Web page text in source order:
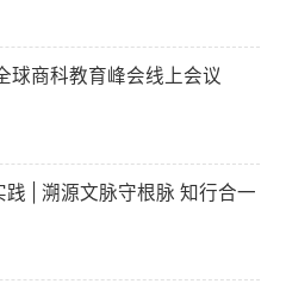
球商科教育峰会线上会议
践​ | 溯源文脉守根脉 知行合一